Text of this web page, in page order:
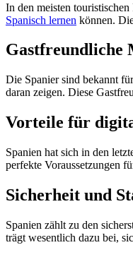
In den meisten
Spanisch lernen können.
Gastfreundliche
Die Spanier sind bekannt
daran zeigen. Diese
Vorteile für
Spanien hat sich in den
perfekte Voraussetzungen
Sicherheit und
Spanien zählt zu den
trägt wesentlich dazu bei,